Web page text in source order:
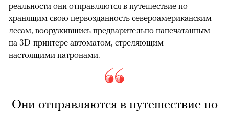
реальности они отправляются в путешествие по
хранящим свою первозданность североамериканским
лесам, вооружившись предварительно напечатанным
на 3D-принтере автоматом, стреляющим
настоящими патронами.
Они отправляются в путешествие по